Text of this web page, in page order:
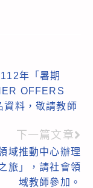
年「暑期
OFFERS
資料，敬請教師
下一篇文章
域推動中心辦理
旅」，請社會領
域教師參加。